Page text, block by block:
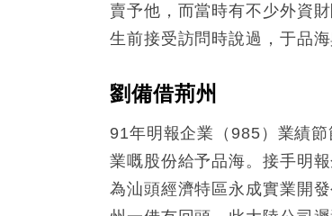
賣予他，而當時有不少外資
生前接受訪問時說過，于品
劉備借荊州
91年明報企業（985）業績
業嘅股份給予品海。接手明
為汕頭經濟特區永成實業開